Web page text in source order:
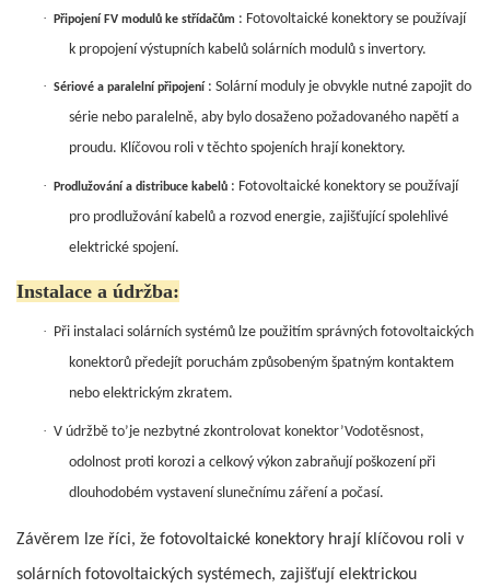
· Připojení FV modulů ke střídačům : Fotovoltaické konektory se používají
k propojení výstupních kabelů solárních modulů s invertory.
· Sériové a paralelní připojení : Solární moduly je obvykle nutné zapojit do
série nebo paralelně, aby bylo dosaženo požadovaného napětí a
proudu. Klíčovou roli v těchto spojeních hrají konektory.
· Prodlužování a distribuce kabelů : Fotovoltaické konektory se používají
pro prodlužování kabelů a rozvod energie, zajišťující spolehlivé
elektrické spojení.
Instalace a údržba:
· Při instalaci solárních systémů lze použitím správných fotovoltaických
konektorů předejít poruchám způsobeným špatným kontaktem
nebo elektrickým zkratem.
· V údržbě to’je nezbytné zkontrolovat konektor’Vodotěsnost,
odolnost proti korozi a celkový výkon zabraňují poškození při
dlouhodobém vystavení slunečnímu záření a počasí.
Závěrem lze říci, že fotovoltaické konektory hrají klíčovou roli v
solárních fotovoltaických systémech, zajišťují elektrickou